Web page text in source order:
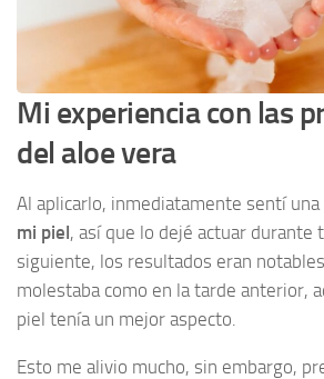
Mi experiencia con las
del aloe vera
Al aplicarlo, inmediatamente sentí una
mi piel, así que lo dejé actuar durante
siguiente, los resultados eran
molestaba como en la tarde anterior,
piel tenía un mejor aspecto.
Esto me alivio mucho, sin embargo,